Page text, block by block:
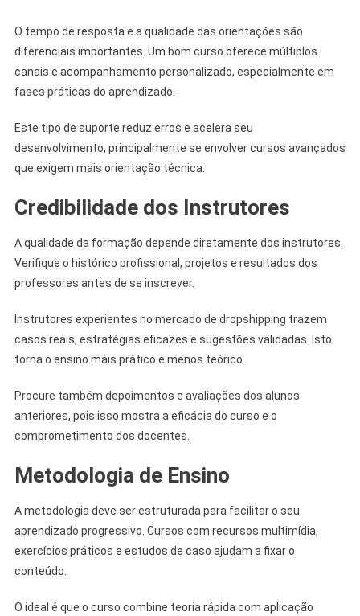
O tempo de resposta e a qualidade das orientações são
diferenciais importantes. Um bom curso oferece múltiplos
canais e acompanhamento personalizado, especialmente em
fases práticas do aprendizado.
Este tipo de suporte reduz erros e acelera seu
desenvolvimento, principalmente se envolver cursos avançados
que exigem mais orientação técnica.
Credibilidade dos Instrutores
A qualidade da formação depende diretamente dos instrutores.
Verifique o histórico profissional, projetos e resultados dos
professores antes de se inscrever.
Instrutores experientes no mercado de dropshipping trazem
casos reais, estratégias eficazes e sugestões validadas. Isto
torna o ensino mais prático e menos teórico.
Procure também depoimentos e avaliações dos alunos
anteriores, pois isso mostra a eficácia do curso e o
comprometimento dos docentes.
Metodologia de Ensino
A metodologia deve ser estruturada para facilitar o seu
aprendizado progressivo. Cursos com recursos multimídia,
exercícios práticos e estudos de caso ajudam a fixar o
conteúdo.
O ideal é que o curso combine teoria rápida com aplicação